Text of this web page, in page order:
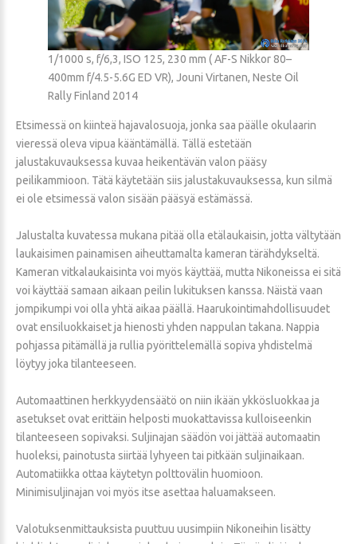
1/1000 s, f/6,3, ISO 125, 230 mm ( AF-S Nikkor 80–
400mm f/4.5-5.6G ED VR), Jouni Virtanen, Neste Oil
Rally Finland 2014
Etsimessä on kiinteä hajavalosuoja, jonka saa päälle okulaarin
vieressä oleva vipua kääntämällä. Tällä estetään
jalustakuvauksessa kuvaa heikentävän valon pääsy
peilikammioon. Tätä käytetään siis jalustakuvauksessa, kun silmä
ei ole etsimessä valon sisään pääsyä estämässä.
Jalustalta kuvatessa mukana pitää olla etälaukaisin, jotta vältytään
laukaisimen painamisen aiheuttamalta kameran tärähdykseltä.
Kameran vitkalaukaisinta voi myös käyttää, mutta Nikoneissa ei sitä
voi käyttää samaan aikaan peilin lukituksen kanssa. Näistä vaan
jompikumpi voi olla yhtä aikaa päällä. Haarukointimahdollisuudet
ovat ensiluokkaiset ja hienosti yhden nappulan takana. Nappia
pohjassa pitämällä ja rullia pyörittelemällä sopiva yhdistelmä
löytyy joka tilanteeseen.
Automaattinen herkkyydensäätö on niin ikään ykkösluokkaa ja
asetukset ovat erittäin helposti muokattavissa kulloiseenkin
tilanteeseen sopivaksi. Suljinajan säädön voi jättää automaatin
huoleksi, painotusta siirtää lyhyeen tai pitkään suljinaikaan.
Automatiikka ottaa käytetyn polttovälin huomioon.
Minimisuljinajan voi myös itse asettaa haluamakseen.
Valotuksenmittauksista puuttuu uusimpiin Nikoneihin lisätty